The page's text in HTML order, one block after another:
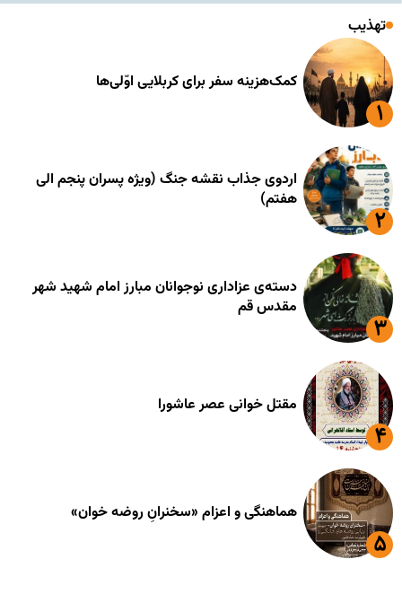
تهذیب
کمک‌هزینه سفر برای کربلایی اوّلی‌ها
اردوی جذاب نقشه جنگ (ویژه پسران پنجم الی
هفتم)
دسته‌ی عزاداری نوجوانان مبارز امام شهید شهر
مقدس قم
مقتل خوانی عصر عاشورا
هماهنگی و اعزام «سخنرانِ روضه خوان»